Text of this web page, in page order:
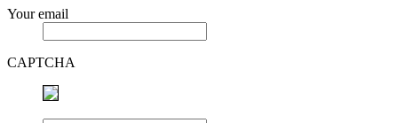
Your email
CAPTCHA